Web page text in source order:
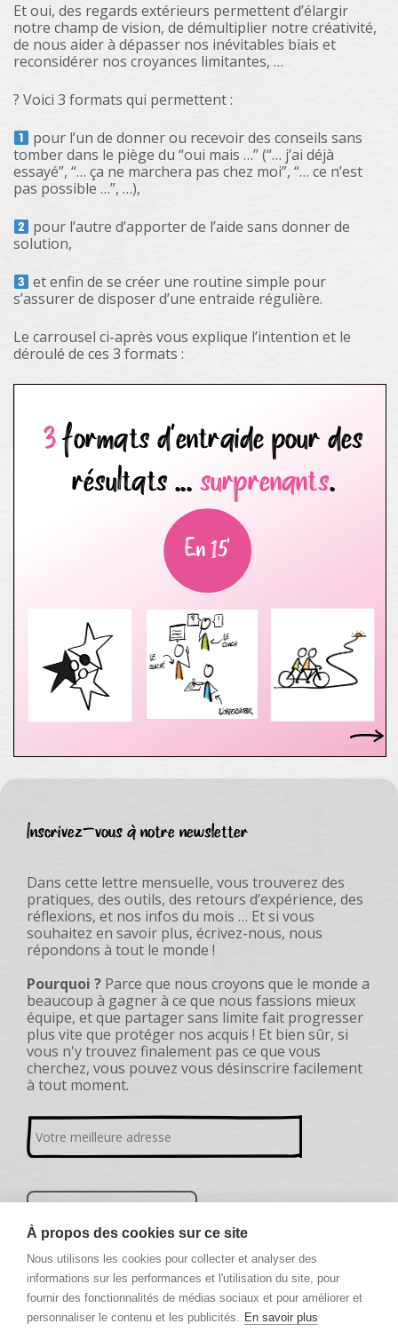
Et oui, des regards extérieurs permettent d’élargir
notre champ de vision, de démultiplier notre créativité,
de nous aider à dépasser nos inévitables biais et
reconsidérer nos croyances limitantes, …
? Voici 3 formats qui permettent :
pour l’un de donner ou recevoir des conseils sans
tomber dans le piège du “oui mais …” (“… j’ai déjà
essayé”, “… ça ne marchera pas chez moi”, “… ce n’est
pas possible …”, …),
pour l’autre d’apporter de l’aide sans donner de
solution,
et enfin de se créer une routine simple pour
s’assurer de disposer d’une entraide régulière.
Le carrousel ci-après vous explique l’intention et le
déroulé de ces 3 formats :
Inscrivez-vous à notre newsletter
Dans cette lettre mensuelle, vous trouverez des
pratiques, des outils, des retours d’expérience, des
réflexions, et nos infos du mois … Et si vous
souhaitez en savoir plus, écrivez-nous, nous
répondons à tout le monde !
Pourquoi ? Parce que nous croyons que le monde a
beaucoup à gagner à ce que nous fassions mieux
équipe, et que partager sans limite fait progresser
plus vite que protéger nos acquis ! Et bien sûr, si
vous n'y trouvez finalement pas ce que vous
cherchez, vous pouvez vous désinscrire facilement
à tout moment.
À propos des cookies sur ce site
Nous utilisons les cookies pour collecter et analyser des
informations sur les performances et l'utilisation du site, pour
fournir des fonctionnalités de médias sociaux et pour améliorer et
personnaliser le contenu et les publicités. En savoir plus